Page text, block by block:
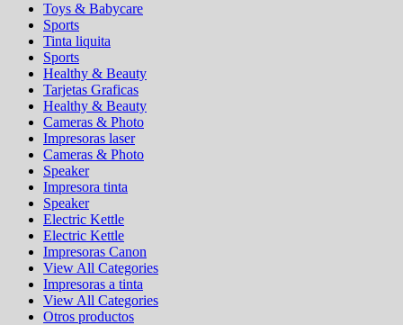
Toys & Babycare
Sports
Tinta liquita
Sports
Healthy & Beauty
Tarjetas Graficas
Healthy & Beauty
Cameras & Photo
Impresoras laser
Cameras & Photo
Speaker
Impresora tinta
Speaker
Electric Kettle
Electric Kettle
Impresoras Canon
View All Categories
Impresoras a tinta
View All Categories
Otros productos